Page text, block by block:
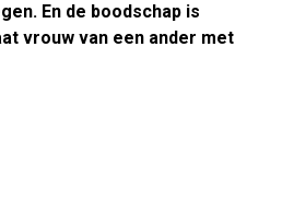
En de boodschap is
vrouw van een ander met